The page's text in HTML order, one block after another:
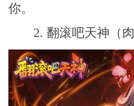
你。
2. 翻滚吧天神（